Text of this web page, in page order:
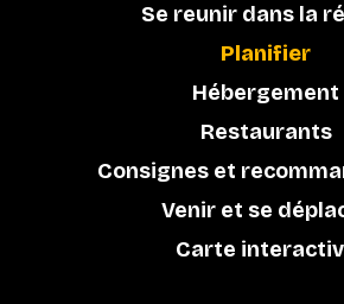
Se reunir dans la
Planifier
Hébergement
Restaurants
Consignes et
Venir et se
Carte